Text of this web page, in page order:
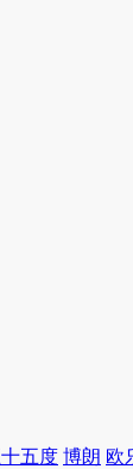
五度 博朗 欧